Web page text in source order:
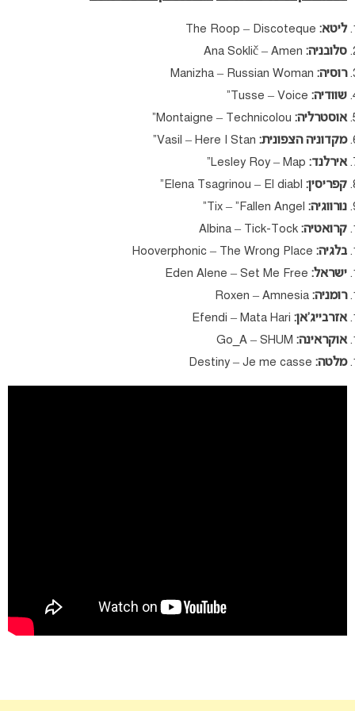
ליטא:
סלובניה:
רוסיה:
שוודיה:
אוסטרליה:
מקדוניה הצפונית:
אירלנד:
קפריסין:
נורווגיה:
קרואטיה:
בלגיה:
ישראל:
רומניה:
אזרבייג’אן:
אוקראינה:
מלטה: